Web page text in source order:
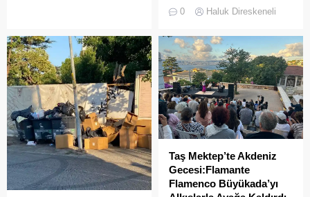
şölenlerinden biri yaşandı.
Büyükada’yı elli, altmış yıldır
ve adımları değişti
0 Haluk Direskeneli
Taş Mektep’te Akdeniz
Gecesi:Flamante
Flamenco Büyükada’yı